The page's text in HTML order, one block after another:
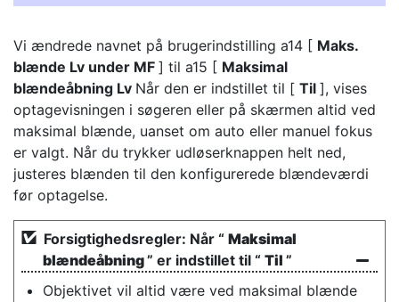
Vi ændrede navnet på brugerindstilling a14 [ Maks.
blænde Lv under MF ] til a15 [ Maksimal
blændeåbning Lv Når den er indstillet til [ Til ], vises
optagevisningen i søgeren eller på skærmen altid ved
maksimal blænde, uanset om auto eller manuel fokus
er valgt. Når du trykker udløserknappen helt ned,
justeres blænden til den konfigurerede blændeværdi
før optagelse.
Forsigtighedsregler: Når “ Maksimal
blændeåbning” er indstillet til “ Til ”
Objektivet vil altid være ved maksimal blænde